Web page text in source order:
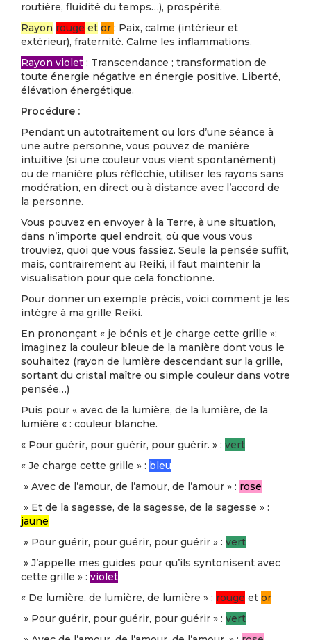
routière, fluidité du temps…), prospérité.
Rayon rouge et or : Paix, calme (intérieur et
extérieur), fraternité. Calme les inflammations.
Rayon violet : Transcendance ; transformation de
toute énergie négative en énergie positive. Liberté,
élévation énergétique.
Procédure :
Pendant un autotraitement ou lors d’une séance à
une autre personne, vous pouvez de manière
intuitive (si une couleur vous vient spontanément)
ou de manière plus réfléchie, utiliser les rayons sans
modération, en direct ou à distance avec l’accord de
la personne.
Vous pouvez en envoyer à la Terre, à une situation,
dans n’importe quel endroit, où que vous vous
trouviez, quoi que vous fassiez. Seule la pensée suffit,
mais, contrairement au Reiki, il faut maintenir la
visualisation pour que cela fonctionne.
Pour donner un exemple précis, voici comment je les
intègre à ma grille Reiki.
En prononçant « je bénis et je charge cette grille »:
imaginez la couleur bleue de la manière dont vous le
souhaitez (rayon de lumière descendant sur la grille,
sortant du cristal maître ou simple couleur dans votre
pensée…)
Puis pour « avec de la lumière, de la lumière, de la
lumière « : couleur blanche.
« Pour guérir, pour guérir, pour guérir. » : vert
« Je charge cette grille » : bleu
» Avec de l’amour, de l’amour, de l’amour » : rose
» Et de la sagesse, de la sagesse, de la sagesse » :
jaune
» Pour guérir, pour guérir, pour guérir » : vert
» J’appelle mes guides pour qu’ils syntonisent avec
cette grille » : violet
« De lumière, de lumière, de lumière » : rouge et or
» Pour guérir, pour guérir, pour guérir » : vert